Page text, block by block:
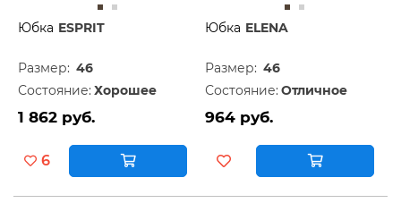
Юбка ESPRIT
Размер: 46
Состояние: Хорошее
1 862 руб.
6
Юбка ELENA
Размер: 46
Состояние: Отличное
964 руб.